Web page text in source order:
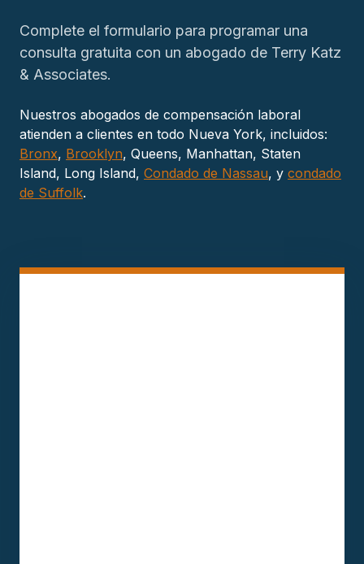
Complete el formulario para programar una
consulta gratuita con un abogado de Terry Katz
& Associates.
Nuestros abogados de compensación laboral
atienden a clientes en todo Nueva York, incluidos:
Bronx, Brooklyn, Queens, Manhattan, Staten
Island, Long Island, Condado de Nassau, y condado
de Suffolk.